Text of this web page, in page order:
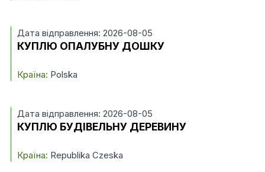
Дата відправлення: 2026-08-05
КУПЛЮ ОПАЛУБНУ ДОШКУ
Країна: Polska
Дата відправлення: 2026-08-05
КУПЛЮ БУДІВЕЛЬНУ ДЕРЕВИНУ
Країна: Republika Czeska